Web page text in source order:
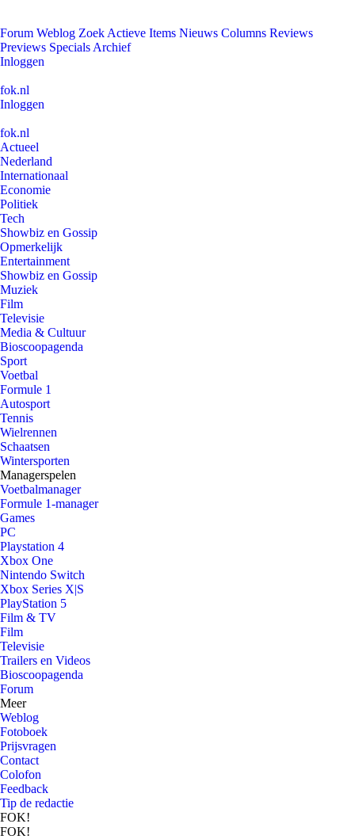
Forum Weblog Zoek Actieve Items Nieuws Columns Reviews
Previews Specials Archief
Inloggen
fok.nl
Inloggen
fok.nl
Actueel
Nederland
Internationaal
Economie
Politiek
Tech
Showbiz en Gossip
Opmerkelijk
Entertainment
Showbiz en Gossip
Muziek
Film
Televisie
Media & Cultuur
Bioscoopagenda
Sport
Voetbal
Formule 1
Autosport
Tennis
Wielrennen
Schaatsen
Wintersporten
Managerspelen
Voetbalmanager
Formule 1-manager
Games
PC
Playstation 4
Xbox One
Nintendo Switch
Xbox Series X|S
PlayStation 5
Film & TV
Film
Televisie
Trailers en Videos
Bioscoopagenda
Forum
Meer
Weblog
Fotoboek
Prijsvragen
Contact
Colofon
Feedback
Tip de redactie
FOK!
FOK!